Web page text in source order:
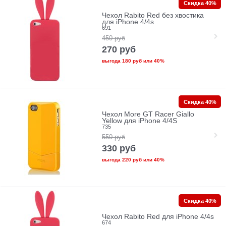
Чехол Rabito Red без хвостика
для iPhone 4/4s
691
450 руб
270 руб
выгода 180 рубили 40%
Скидка 40%
Чехол More GT Racer Giallo
Yellow для iPhone 4/4S
735
550 руб
330 руб
выгода 220 рубили 40%
Скидка 40%
Чехол Rabito Red для iPhone 4/4s
674
Скидка 40%